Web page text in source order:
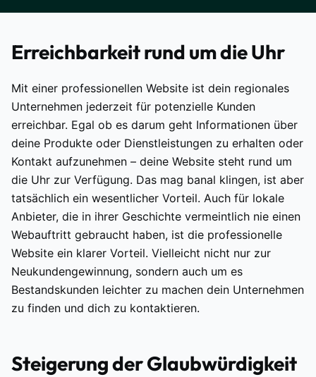
Erreichbarkeit rund um die Uhr
Mit einer professionellen Website ist dein regionales
Unternehmen jederzeit für potenzielle Kunden
erreichbar. Egal ob es darum geht Informationen über
deine Produkte oder Dienstleistungen zu erhalten oder
Kontakt aufzunehmen – deine Website steht rund um
die Uhr zur Verfügung. Das mag banal klingen, ist aber
tatsächlich ein wesentlicher Vorteil. Auch für lokale
Anbieter, die in ihrer Geschichte vermeintlich nie einen
Webauftritt gebraucht haben, ist die professionelle
Website ein klarer Vorteil. Vielleicht nicht nur zur
Neukundengewinnung, sondern auch um es
Bestandskunden leichter zu machen dein Unternehmen
zu finden und dich zu kontaktieren.
Steigerung der Glaubwürdigkeit